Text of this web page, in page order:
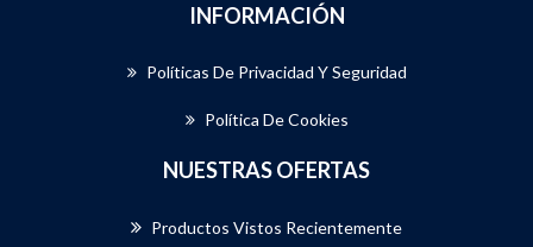
INFORMACIÓN
Políticas De Privacidad Y Seguridad
Política De Cookies
NUESTRAS OFERTAS
Productos Vistos Recientemente